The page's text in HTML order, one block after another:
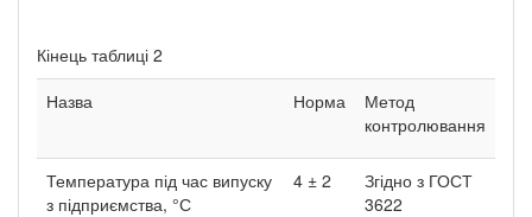
Кінець таблиці 2
Назва
Норма
Метод
контролювання
Температура під час випуску
з підприємства, °С
4 ± 2
Згідно з ГОСТ
3622